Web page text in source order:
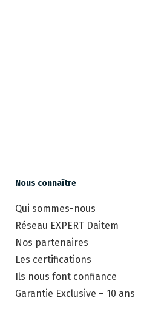
Nous connaître
Qui sommes-nous
Réseau EXPERT Daitem
Nos partenaires
Les certifications
Ils nous font confiance
Garantie Exclusive – 10 ans